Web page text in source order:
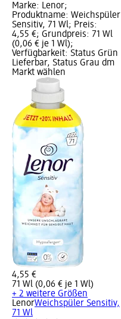
Marke: Lenor;
Produktname: Weichspüler
Sensitiv, 71 Wl; Preis:
4,55 €; Grundpreis: 71 Wl
(0,06 € je 1 Wl);
Verfügbarkeit: Status Grün
Lieferbar, Status Grau dm
Markt wählen
4,55 €
71 Wl (0,06 € je 1 Wl)
+ 2 weitere Größen
LenorWeichspüler Sensitiv,
71 Wl